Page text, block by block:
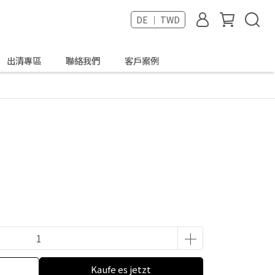
DE ｜ TWD
出清專區 聯絡我們 客戶案例
Kaufe es jetzt